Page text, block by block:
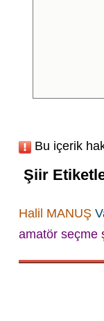
Bu içerik
Şiir
Halil MANUŞ
amatör seçme